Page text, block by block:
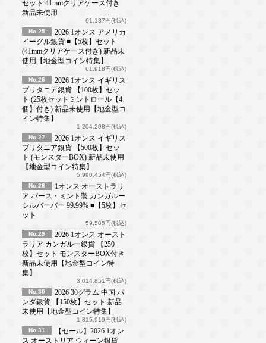
セット 41mmクリアケース付き
新品未使用
61,187円(税込)
No.25
2026 1オンス アメリカ
イーグル銀貨 ■【5枚】セット
(41mmクリアケース付き) 新品未
使用【地金型コイン特集】
61,918円(税込)
No.26
2026 1オンス イギリス
ブリタニア銀貨 【100枚】セッ
ト (25枚セットミントロール【4
個】付き) 新品未使用【地金型コ
イン特集】
1,204,208円(税込)
No.27
2026 1オンス イギリス
ブリタニア銀貨 【500枚】セッ
ト (モンスターBOX) 新品未使用
【地金型コイン特集】
5,990,454円(税込)
No.28
1オンス オーストラリ
ア パース・ミント製 カンガルー
シルバーバー 99.99% ■【5枚】セ
ット
59,505円(税込)
No.29
2026 1オンス オースト
ラリア カンガルー銀貨 【250
枚】セット モンスターBOX付き
新品未使用【地金型コイン特
集】
3,014,851円(税込)
No.30
2026 30グラム 中国 パ
ンダ銀貨 【150枚】セット 新品
未使用【地金型コイン特集】
1,815,919円(税込)
No.31
【セール】2026 1オン
ス オーストリア ウィーン銀貨